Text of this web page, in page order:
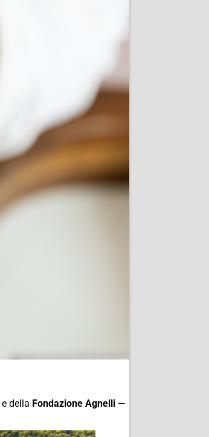
e della Fondazione Agnelli —